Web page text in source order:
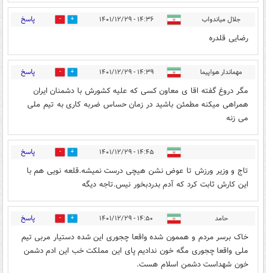
جلال میاندواب ۱۴:۳۶ - ۱۴۰۱/۱۲/۲۹ 9 پاسخ
رضایی قلدره
مهماندار هواپیما ۱۴:۳۹ - ۱۴۰۱/۱۲/۲۹ 9 پاسخ
مگر دروغ گفته اقا ی معاون کسی که علیه کشورش با دشمنان ایران
همراهی میکنه مطمئن باشید در زمان حساس ضربه کاری به تیم ملی
می زنه
۱۴:۴۵ - ۱۴۰۱/۱۲/۲۹ 15 پاسخ
تاج و وزیر ورزش تا عوض نشن هیچی درست نمیشه.قلعه نویی هم با
این کارش ثابت کرد که آدم بدردبخور نیس.تاجه دیگه
حامد ۱۴:۵۰ - ۱۴۰۱/۱۲/۲۹ 8 پاسخ
خاک برسر مردم و هممون شده واقعا چجوری این شده دستیار مربی تیم
ملی واقعا چجوری مگه خون ندادیم پای این مملکت خب این ادم دشمن
خون شهداست دشمن اسلام هست.